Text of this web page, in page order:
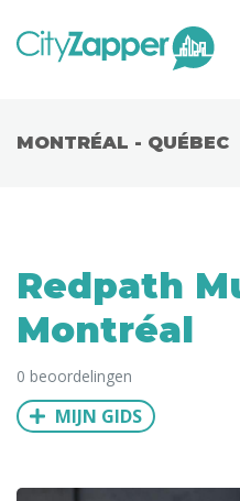
Europa
Noord-Amerika
Azië
Andere wereldsteden
MONTRÉAL - QUÉBEC
Redpath
Montréal
0 beoordelingen
MIJN GIDS